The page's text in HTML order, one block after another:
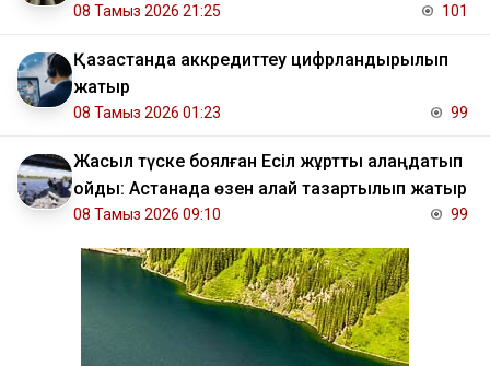
08 Тамыз 2026 21:25 101
Қазақстанда аккредиттеу цифрландырылып
жатыр
08 Тамыз 2026 01:23 99
Жасыл түске боялған Есіл жұртты алаңдатып
қойды: Астанада өзен қалай тазартылып жатыр
08 Тамыз 2026 09:10 99